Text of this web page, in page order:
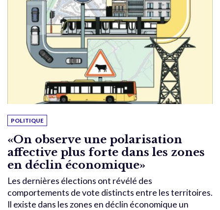
POLITIQUE
«On observe une polarisation
affective plus forte dans les zones
en déclin économique»
Les dernières élections ont révélé des
comportements de vote distincts entre les territoires.
Il existe dans les zones en déclin économique un